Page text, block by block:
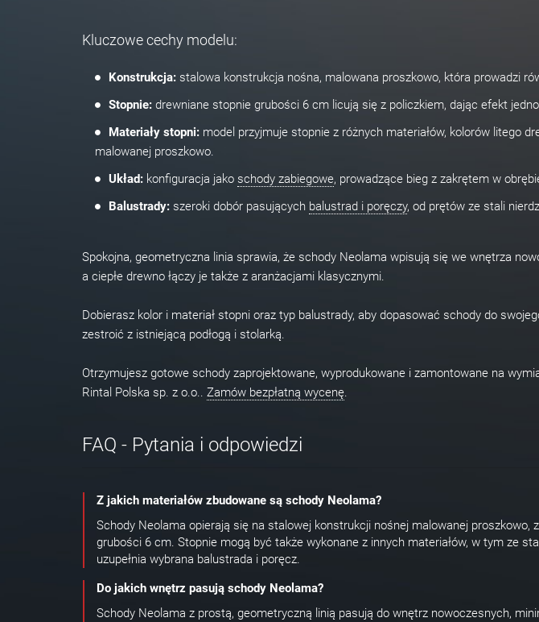
Kluczowe cechy modelu:
Konstrukcja: stalowa konstrukcja nośna, malowana proszkowo, która prowadzi
Stopnie: drewniane stopnie grubości 6 cm licują się z policzkiem, dając efekt
Materiały stopni: model przyjmuje stopnie z różnych materiałów, kolorów litego
malowanej proszkowo.
Układ: konfiguracja jako schody zabiegowe, prowadzące bieg z zakrętem w
Balustrady: szeroki dobór pasujących balustrad i poręczy, od prętów ze stali
Spokojna, geometryczna linia sprawia, że schody Neolama wpisują się we wnętrza
a ciepłe drewno łączy je także z aranżacjami klasycznymi.
Dobierasz kolor i materiał stopni oraz typ balustrady, aby dopasować schody do
zestroić z istniejącą podłogą i stolarką.
Otrzymujesz gotowe schody zaprojektowane, wyprodukowane i zamontowane na
Rintal Polska sp. z o.o.. Zamów bezpłatną wycenę.
FAQ - Pytania i odpowiedzi
Z jakich materiałów zbudowane są schody Neolama?
Schody Neolama opierają się na stalowej konstrukcji nośnej malowanej proszkowo,
grubości 6 cm. Stopnie mogą być także wykonane z innych materiałów, w tym ze
uzupełnia wybrana balustrada i poręcz.
Do jakich wnętrz pasują schody Neolama?
Schody Neolama z prostą, geometryczną linią pasują do wnętrz nowoczesnych,